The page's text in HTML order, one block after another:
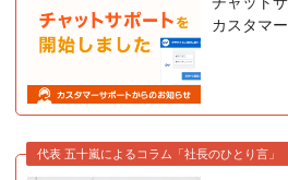
カスタマ
代表 五十嵐によるコラム「社長のひとり言」